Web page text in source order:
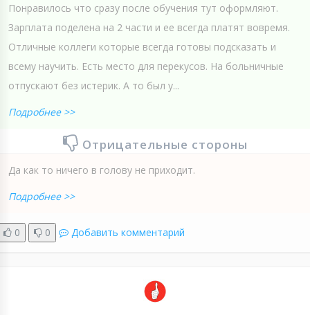
Понравилось что сразу после обучения тут оформляют.
Зарплата поделена на 2 части и ее всегда платят вовремя.
Отличные коллеги которые всегда готовы подсказать и
всему научить. Есть место для перекусов. На больничные
отпускают без истерик. А то был у...
Подробнее >>
Отрицательные стороны
Да как то ничего в голову не приходит.
Подробнее >>
0 0 Добавить комментарий